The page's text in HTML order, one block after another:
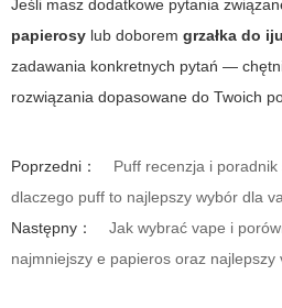
Jeśli masz dodatkowe pytania
papierosy lub doborem grzałka do
zadawania konkretnych pytań —
rozwiązania dopasowane do Twoich
Poprzedni：
Puff recenzja i
dlaczego puff to najlepszy wybór dla
Następny：
Jak wybrać vape i
najmniejszy e papieros oraz najlepszy